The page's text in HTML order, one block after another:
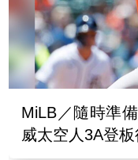
MiLB／隨時準
威太空人3A登